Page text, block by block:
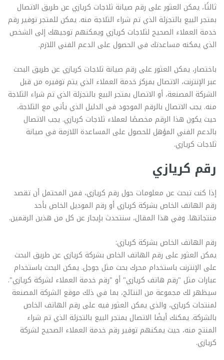
ثالثًا، يمكن العثور على رقم صيانة ثلاجات كريازي عن طريق الاتصال
بمتجر البيع بالتجزئة الذي تم شراء الثلاجة منه. يمكن للمتجر توفير رقم
خدمة العملاء الصحيح لثلاجات كريازي ويمكنهم توجيهك إلى الشخص
الذي يمكنه مساعدتك في الحصول على الدعم الفني اللازم.
باختصار، يمكن العثور على رقم صيانة ثلاجات كريازي عن طريق البحث
عبر الإنترنت، الاتصال بمركز خدمة العملاء الذي يتم توفيره من قبل
الشركة المصنعة، أو الاتصال بمتجر البيع بالتجزئة الذي تم شراء الثلاجة
منه. يجب الاتصال بالرقم الموجود في الدليل الذي يأتي مع الثلاجة،
حيث يكون هذا الرقم مخصصًا لعملاء ثلاجات كريازي. يجب الاتصال
بالدعم الفني المؤهل للحصول على المساعدة اللازمة في صيانة
ثلاجات كريازي.
رقم كريازي
إذا كنت تبحث عن معلومات حول رقم كريازي، فمن المحتمل أن تقصد
رقم الهاتف الخاص بشركة كريازي أو رقم الموديل الخاص بأحد
منتجاتها. وفي هذا المقال، سنتحدث بإيجاز عن كل من هذين الرقمين.
رقم الهاتف الخاص بشركة كريازي:
يمكن العثور على رقم الهاتف الخاص بشركة كريازي عن طريق البحث
على الإنترنت باستخدام محرك بحث مثل جوجل. يمكن البحث باستخدام
عبارات مثل "رقم هاتف كريازي" أو "رقم خدمة العملاء لشركة كريازي".
سيظهر لك مجموعة من النتائج، بما في ذلك موقع الشركة المصنعة
لمنتجات كريازي، والذي يمكن العثور فيه على رقم الهاتف الخاص
بالشركة. يمكنك أيضًا الاتصال بمتجر البيع بالتجزئة الذي تم شراء
المنتج منه، حيث يمكنهم توفير رقم خدمة العملاء الصحيح لشركة
كريازي.